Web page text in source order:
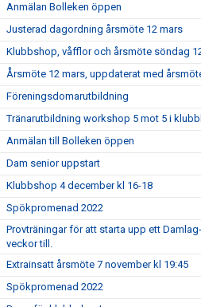
Anmälan Bolleken öppen
Justerad dagordning årsmöte 12 mars
Klubbshop, våfflor och årsmöte söndag
Årsmöte 12 mars, uppdaterat med
Föreningsdomarutbildning
Tränarutbildning workshop 5 mot 5 i
Anmälan till Bolleken öppen
Dam senior uppstart
Klubbshop 4 december kl 16-18
Spökpromenad 2022
Provträningar för att starta upp ett
veckor till.
Extrainsatt årsmöte 7 november kl 19:45
Spökpromenad 2022